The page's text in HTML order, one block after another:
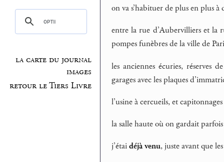
la carte du journal
images
retour le Tiers Livre
on va s’habituer de plus en plus
entre la rue d’Aubervilliers et la
pompes funèbres de la ville de
les anciennes écuries,
garages avec les plaques
l’usine à cercueils, et capitonnages
la salle haute où on gardait
j’étaidéjà venu, juste avant que